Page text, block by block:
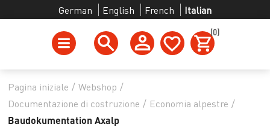
German English French Italian
(0)
Pagina iniziale / Webshop /
Documentazione di costruzione / Economia alpestre /
Baudokumentation Axalp